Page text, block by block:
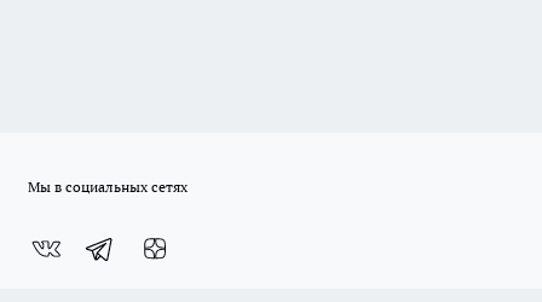
Мы в социальных сетях